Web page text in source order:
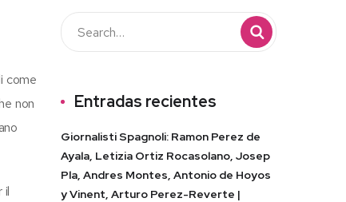
come
non
il
Entradas recientes
Giornalisti Spagnoli: Ramon Perez de
Ayala, Letizia Ortiz Rocasolano, Josep
Pla, Andres Montes, Antonio de Hoyos
y Vinent, Arturo Perez-Reverte |